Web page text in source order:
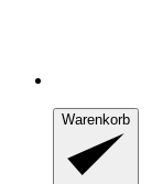
Warenkorb